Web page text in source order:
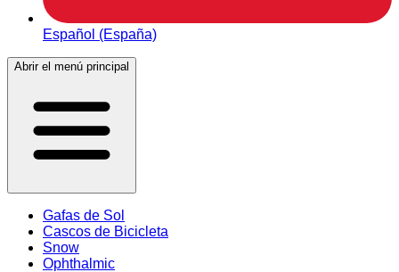
Español (España)
Abrir el menú principal
Gafas de Sol
Cascos de Bicicleta
Snow
Ophthalmic